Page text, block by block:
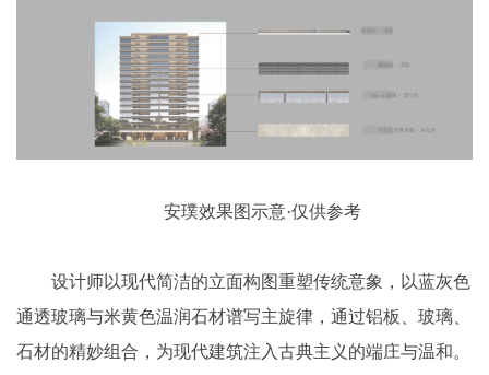
安璞效果图示意·仅供参考
设计师以现代简洁的立面构图重塑传统意象，以蓝灰色
通透玻璃与米黄色温润石材谱写主旋律，通过铝板、玻璃、
石材的精妙组合，为现代建筑注入古典主义的端庄与温和。